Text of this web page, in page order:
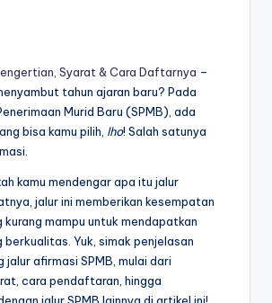
Syarat & Cara Daftarnya –
tahun ajaran baru? Pada
Murid Baru (SPMB), ada
bisa kamu pilih, lho! Salah satunya
kamu mendengar apa itu jalur
jalur ini memberikan kesempatan
mampu untuk mendapatkan
berkualitas. Yuk, simak penjelasan
afirmasi SPMB, mulai dari
cara pendaftaran, hingga